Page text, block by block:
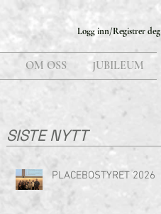
Logg inn/Registrer deg
OM OSS JUBILEUM
SISTE NYTT
PLACEBOSTYRET 2026